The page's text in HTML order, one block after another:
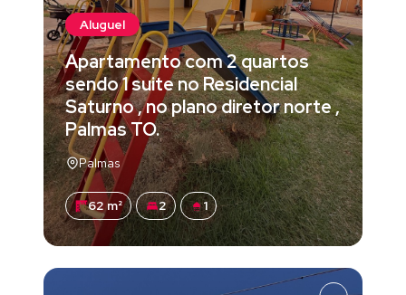
Aluguel
Apartamento com 2 quartos
sendo 1 suite no Residencial
Saturno , no plano diretor norte ,
Palmas TO.
Palmas
62 m² 2 1